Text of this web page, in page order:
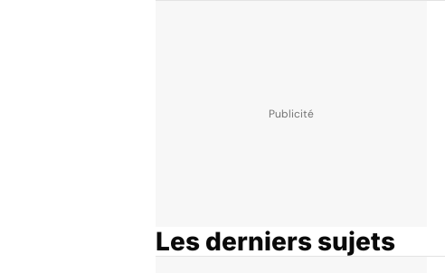
Les derniers sujets